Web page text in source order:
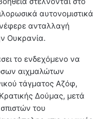
αυτονομιστικά
ανταλλαγή
Ουκρανία.
το ενδεχόμενο να
αιχμαλώτων
τάγματος Αζόφ,
Δούμας, μετά
του